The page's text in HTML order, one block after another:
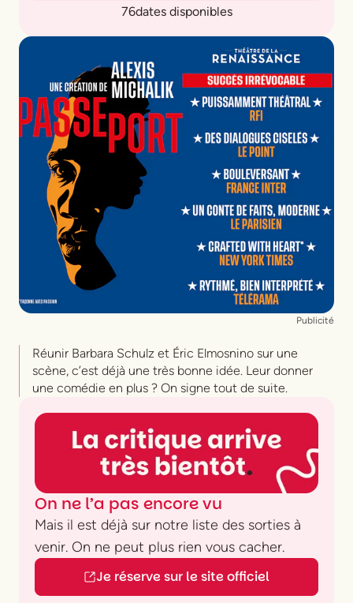
76dates disponibles
Publicité
Réunir Barbara Schulz et Éric Elmosnino sur une
scène, c’est déjà une très bonne idée. Leur donner
une comédie en plus ? On signe tout de suite.
On ne l’a pas encore vu
Mais il est déjà sur notre liste des sorties à
venir. On ne peut plus rien vous cacher.
Je réserve sur le site officiel